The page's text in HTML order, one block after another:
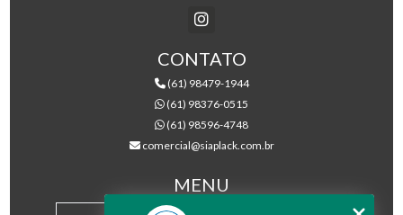
CONTATO
(61) 98479-1944
(61) 98376-0515
(61) 98596-4748
comercial@siaplack.com.br
MENU